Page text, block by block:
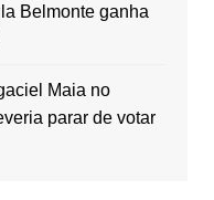
Belmonte ganha
Maia no
parar de votar